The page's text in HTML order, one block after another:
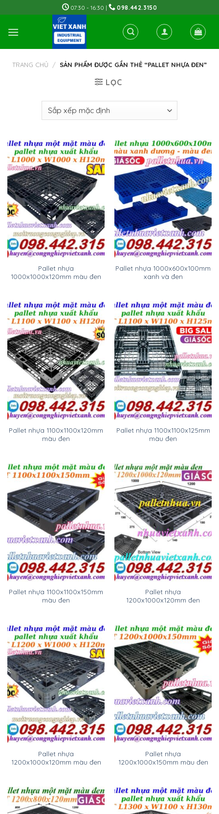
to
content
07:30 - 16:30 | 098.442.3150
TRANG CHỦ / SẢN PHẨM ĐƯỢC GẮN THẺ “PALLET NHỰA ĐEN”
LỌC
Pallet nhựa
1000x1000x120mm màu đen
Pallet nhựa 1000x600x100mm
xanh và đen
Pallet nhựa 1100x1100x120mm
màu đen
Pallet nhựa 1100x1100x125mm
màu đen
Pallet nhựa 1100x1100x150mm
màu đen
Pallet nhựa
1200x1000x120mm đen
Pallet nhựa
1200x1000x120mm màu đen
Pallet nhựa
1200x1000x150mm màu đen